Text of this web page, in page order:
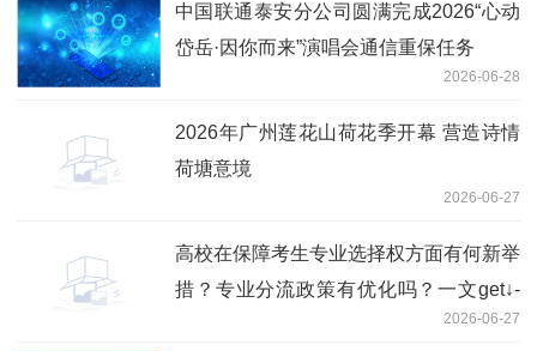
中国联通泰安分公司圆满完成2026“心动
岱岳·因你而来”演唱会通信重保任务
2026-06-28
2026年广州莲花山荷花季开幕 营造诗情
荷塘意境
2026-06-27
高校在保障考生专业选择权方面有何新举
措？专业分流政策有优化吗？一文get↓-
2026-06-27